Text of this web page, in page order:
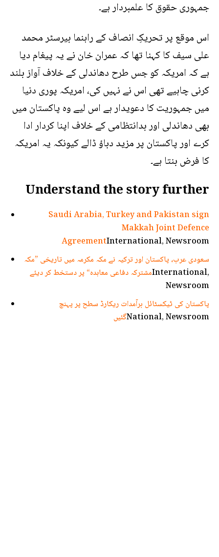
جمہوری حقوق کا علمبردار ہے۔
اس موقع پر تحریکِ انصاف کے راہنما بیرسٹر محمد
علی سیف کا کہنا تھا کہ عمران خان نے یہ پیغام دیا
ہے کہ امریکہ کو جس طرح دھاندلی کے خلاف آواز بلند
کرنی چاہیے تھی اس نے نہیں کی، امریکہ پوری دنیا
میں جمہوریت کا دعویدار ہے اس لیے وہ پاکستان میں
بھی دھاندلی اور بدانتظامی کے خلاف اپنا کردار ادا
کرے اور پاکستان پر مزید دباؤ ڈالے کیونکہ یہ امریکہ
کا فرض بنتا ہے۔
Understand the story further
Saudi Arabia, Turkey and Pakistan sign
Makkah Joint Defence
AgreementInternational, Newsroom
سعودی عرب، پاکستان اور ترکیہ نے مکہ مکرمہ میں تاریخی ”مکہ
مشترکہ دفاعی معاہدہ“ پر دستخط کر دیئےInternational,
Newsroom
پاکستان کی ٹیکسٹائل برآمدات ریکارڈ سطح پر پہنچ
گئیںNational, Newsroom